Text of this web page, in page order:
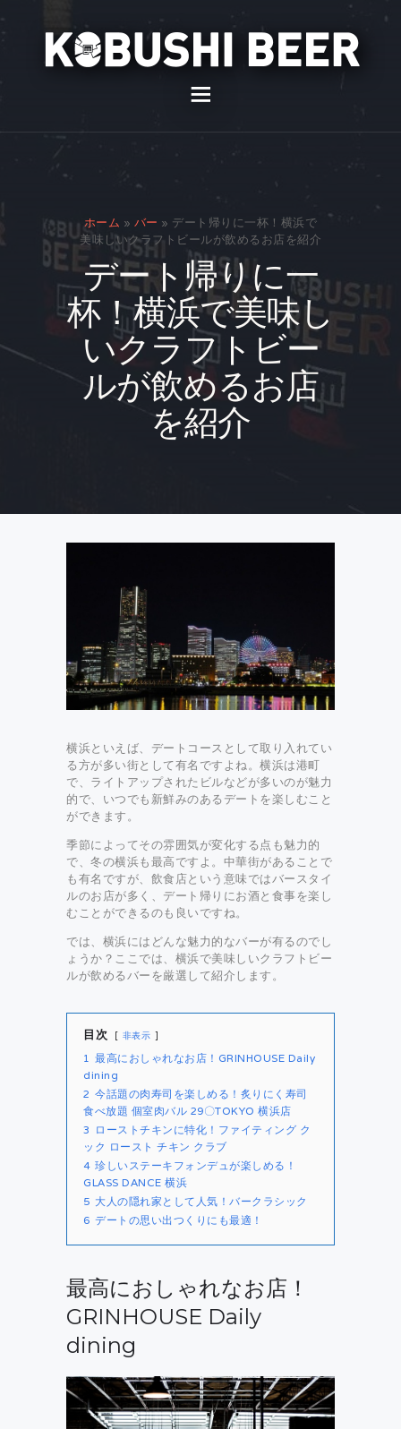
ホーム » バー » デート帰りに一杯！横浜で
美味しいクラフトビールが飲めるお店を紹介
デート帰りに一
杯！横浜で美味し
いクラフトビー
ルが飲めるお店
を紹介
貸切
通販
スタッフ募集
問い合わせ
横浜といえば、デートコースとして取り入れてい
る方が多い街として有名ですよね。横浜は港町
で、ライトアップされたビルなどが多いのが魅力
的で、いつでも新鮮みのあるデートを楽しむこと
ができます。
季節によってその雰囲気が変化する点も魅力的
で、冬の横浜も最高ですよ。中華街があることで
も有名ですが、飲食店という意味ではバースタイ
ルのお店が多く、デート帰りにお酒と食事を楽し
むことができるのも良いですね。
では、横浜にはどんな魅力的なバーが有るのでし
ょうか？ここでは、横浜で美味しいクラフトビー
ルが飲めるバーを厳選して紹介します。
目次 非表示
1 最高におしゃれなお店！GRINHOUSE Daily
dining
2 今話題の肉寿司を楽しめる！炙りにく寿司
食べ放題 個室肉バル 29〇TOKYO 横浜店
3 ローストチキンに特化！ファイティング ク
ック ロースト チキン クラブ
4 珍しいステーキフォンデュが楽しめる！
GLASS DANCE 横浜
5 大人の隠れ家として人気！バークラシック
6 デートの思い出つくりにも最適！
最高におしゃれなお店！
GRINHOUSE Daily
dining